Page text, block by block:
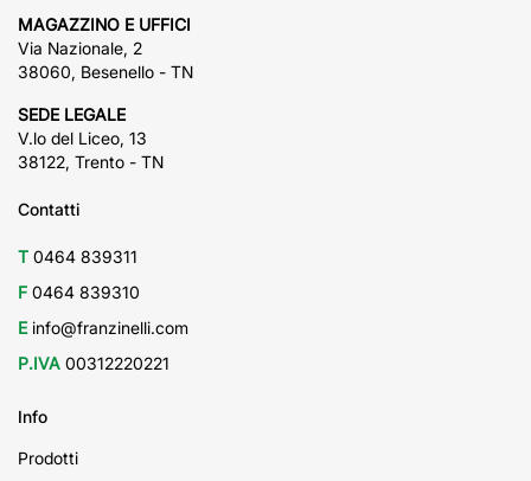
MAGAZZINO E UFFICI
Via Nazionale, 2
38060, Besenello - TN
SEDE LEGALE
V.lo del Liceo, 13
38122, Trento - TN
Contatti
T 0464 839311
F 0464 839310
E info@franzinelli.com
P.IVA 00312220221
Info
Prodotti